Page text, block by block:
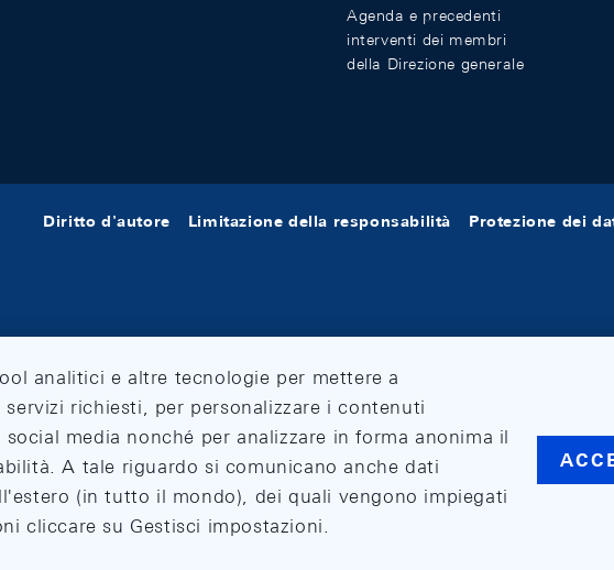
Agenda e precedenti
interventi dei membri
della Direzione generale
Diritto d'autore Limitazione della responsabilità Protezione dei
analitici e altre tecnologie per mettere a
richiesti, per personalizzare i contenuti
media nonché per analizzare in forma anonima il
A tale riguardo si comunicano anche dati
(in tutto il mondo), dei quali vengono impiegati
cliccare su Gestisci impostazioni.